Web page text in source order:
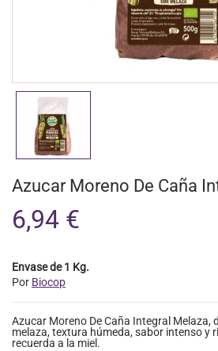
Azucar Moreno De Caña
6,94 €
Envase de 1 Kg.
Por Biocop
Azucar Moreno De Caña Integral Melaza,
melaza, textura húmeda, sabor intenso y
recuerda a la miel.